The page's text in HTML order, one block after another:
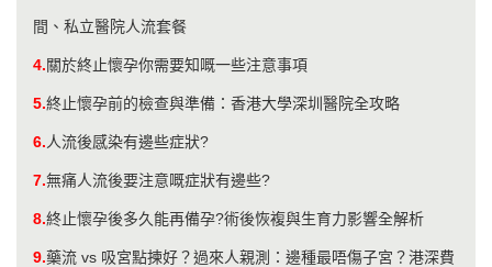
間、私立醫院人流套餐
4.關於終止懷孕你需要知嘅一些注意事項
5.終止懷孕前的檢查與準備：香港大學深圳醫院全攻略
6.人流後感染有邊些症狀?
7.無痛人流後要注意嘅症狀有邊些?
8.終止懷孕後多久能再備孕?術後恢複與生育力影響全解析
9.藥流 vs 吸宮點揀好？過來人親測：邊種最唔傷子宮？港深費